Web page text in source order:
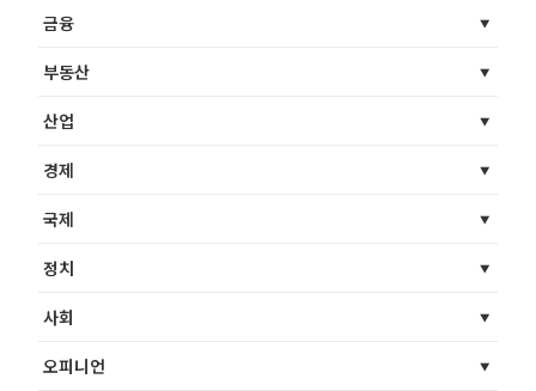
금융
부동산
산업
경제
국제
정치
사회
오피니언